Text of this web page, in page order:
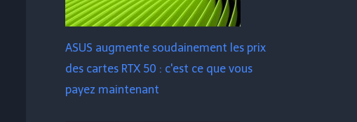
ASUS augmente soudainement les prix
des cartes RTX 50 : c'est ce que vous
payez maintenant